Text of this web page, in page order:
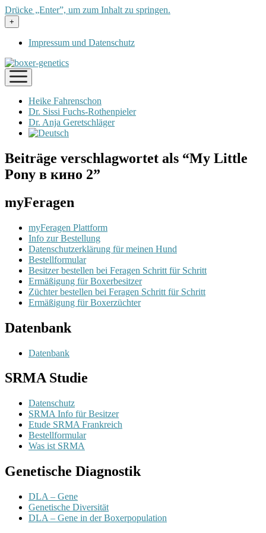
Drücke „Enter”, um zum Inhalt zu springen.
Menü
öffnen
+
Impressum und Datenschutz
Menü
öffnen
Heike Fahrenschon
Dr. Sissi Fuchs-Rothenpieler
Dr. Anja Geretschläger
Beiträge verschlagwortet als “My Little
Pony в кино 2”
myFeragen
myFeragen Plattform
Info zur Bestellung
Datenschutzerklärung für meinen Hund
Bestellformular
Besitzer bestellen bei Feragen Schritt für Schritt
Ermäßigung für Boxerbesitzer
Züchter bestellen bei Feragen Schritt für Schritt
Ermäßigung für Boxerzüchter
Datenbank
Datenbank
SRMA Studie
Datenschutz
SRMA Info für Besitzer
Etude SRMA Frankreich
Bestellformular
Was ist SRMA
Genetische Diagnostik
DLA – Gene
Genetische Diversität
DLA – Gene in der Boxerpopulation